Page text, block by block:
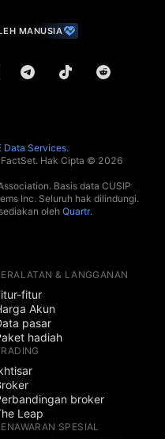
MANUSIA
Data Services.
Hak Cipta © 2026
Basis data CUSIP
Inc. Seluruh hak dilindungi.
oleh Quartr.
& LANGGANAN
fitur
Akun
pasar
hadiah
broker
Leap
SPESIAL